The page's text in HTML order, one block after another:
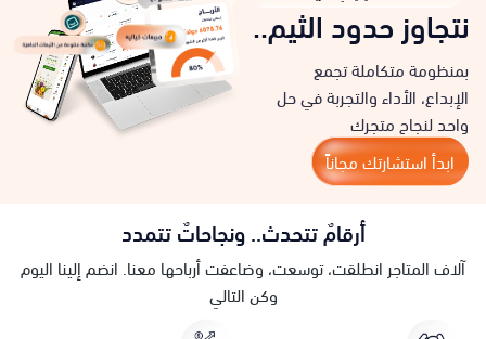
نتجاوز حدود الثيم..
بمنظومة متكاملة تجمع
الإبداع، الأداء والتجربة في حل
واحد لنجاح متجرك
ابدأ استشارتك مجاناً
أرقامٌ تتحدث.. ونجاحاتٌ تتمدد
آلاف المتاجر انطلقت، توسعت، وضاعفت أرباحها معنا. انضم إلينا اليوم
وكن التالي